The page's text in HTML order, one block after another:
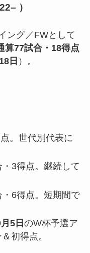
）
ング／FWとして
算77試合・18得点
日 ）。
。世代別代表に
・3得点。継続して
・6得点。短期間で
5日 のW杯予選ア
初得点。